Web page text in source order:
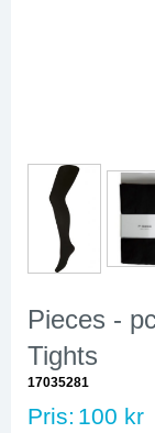
Pieces -
Tights
17035281
Pris: 100 kr